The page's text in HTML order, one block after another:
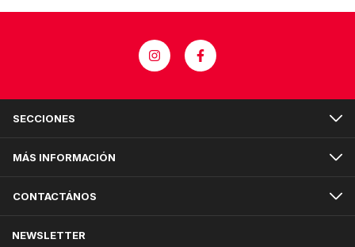
SECCIONES
MÁS INFORMACIÓN
CONTACTÁNOS
NEWSLETTER